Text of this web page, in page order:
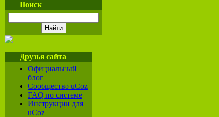
Поиск
Друзья сайта
Официальный
блог
Сообщество uCoz
FAQ по системе
Инструкции для
uCoz